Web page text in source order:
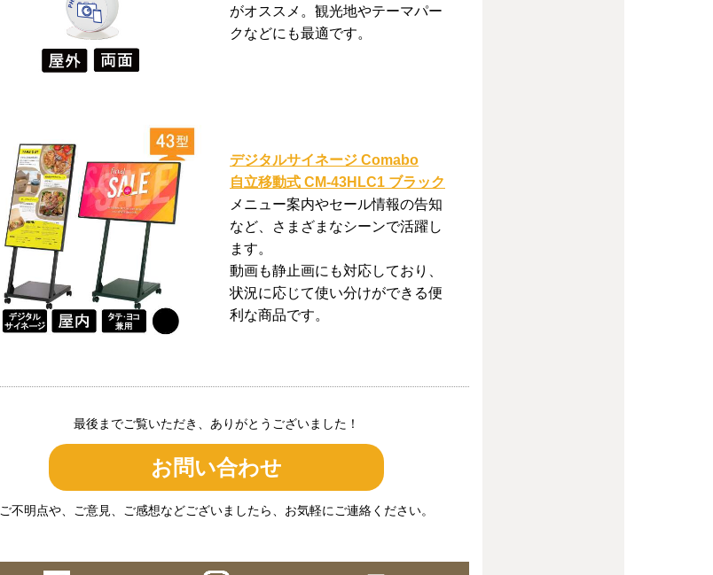
がオススメ。観光地やテーマパー
クなどにも最適です。
デジタルサイネージ Comabo
自立移動式 CM-43HLC1 ブラック
メニュー案内やセール情報の告知
など、さまざまなシーンで活躍し
ます。
動画も静止画にも対応しており、
状況に応じて使い分けができる便
利な商品です。
最後までご覧いただき、ありがとうございました！
お問い合わせ
ご不明点や、ご意見、ご感想などございましたら、お気軽にご連絡ください。